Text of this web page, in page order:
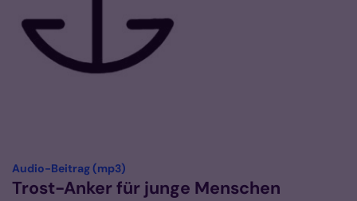
Audio-Beitrag (mp3)
Trost-Anker für junge Menschen